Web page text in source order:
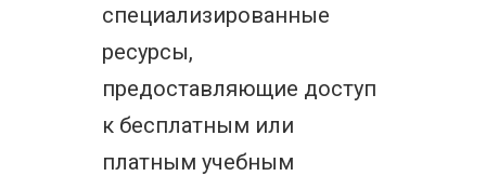
специализированные
ресурсы,
предоставляющие доступ
к бесплатным или
платным учебным